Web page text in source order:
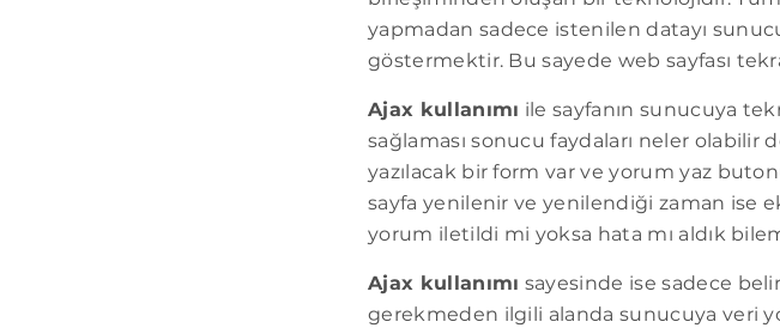
yapmadan sadece istenilen datayı
göstermektir. Bu sayede web sayfası
Ajax kullanımı ile sayfanın sunucuya
sağlaması sonucu faydaları neler olabilir
yazılacak bir form var ve yorum yaz
sayfa yenilenir ve yenilendiği zaman ise
yorum iletildi mi yoksa hata mı aldık
Ajax kullanımı sayesinde ise sadece
gerekmeden ilgili alanda sunucuya veri